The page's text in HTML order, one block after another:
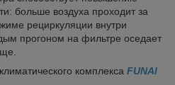
больше воздуха проходит за
рециркуляции внутри
прогоном на фильтре оседает
комплекса FUNAI